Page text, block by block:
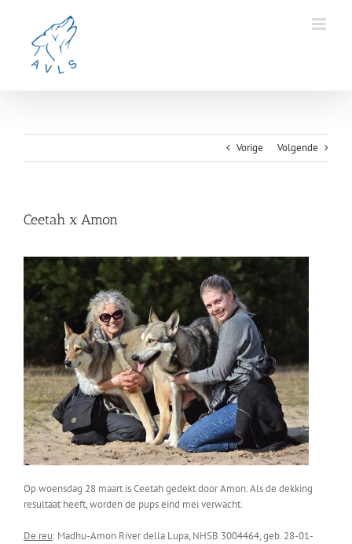
Vorige Volgende
Ceetah x Amon
Op woensdag 28 maart is Ceetah gedekt door Amon. Als de dekking
resultaat heeft, worden de pups eind mei verwacht.
De reu: Madhu-Amon River della Lupa, NHSB 3004464, geb. 28-01-